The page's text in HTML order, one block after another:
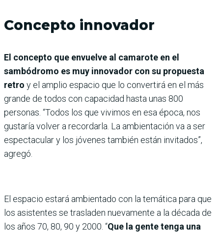
Concepto innovador
El concepto que envuelve al camarote en el
sambódromo es muy innovador con su propuesta
retro y el amplio espacio que lo convertirá en el más
grande de todos con capacidad hasta unas 800
personas. “Todos los que vivimos en esa época, nos
gustaría volver a recordarla. La ambientación va a ser
espectacular y los jóvenes también están invitados”,
agregó.
El espacio estará ambientado con la temática para que
los asistentes se trasladen nuevamente a la década de
los años 70, 80, 90 y 2000. “Que la gente tenga una